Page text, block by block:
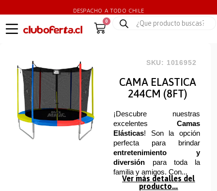
DESPACHO A TODO CHILE
0
SKU: 1016952
CAMA ELASTICA
244CM (8FT)
¡Descubre nuestras
excelentes Camas
Elásticas! Son la opción
perfecta para brindar
entretenimiento y
diversión para toda la
familia y amigos. Con...
Ver más detalles del
producto...